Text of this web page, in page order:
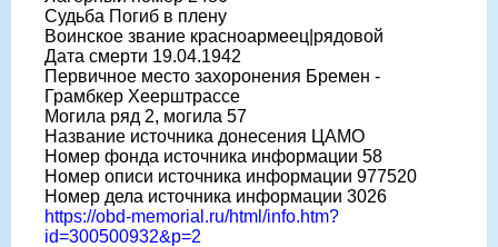
Судьба Погиб в плену
Воинское звание красноармеец|рядовой
Дата смерти 19.04.1942
Первичное место захоронения Бремен -
Грамбкер Хеерштрассе
Могила ряд 2, могила 57
Название источника донесения ЦАМО
Номер фонда источника информации 58
Номер описи источника информации 977520
Номер дела источника информации 3026
https://obd-memorial.ru/html/info.htm?
id=300500932&p=2